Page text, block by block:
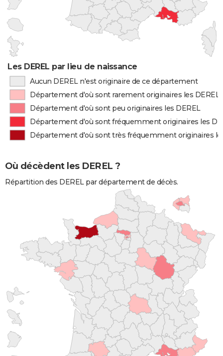
Les DEREL par lieu de naissance
Aucun DEREL n'est originaire de ce département
Département d'où sont rarement originaires les DEREL
Département d'où sont peu originaires les DEREL
Département d'où sont fréquemment originaires les
Département d'où sont très fréquemment originaires
Où décèdent les DEREL ?
Répartition des DEREL par département de décès.